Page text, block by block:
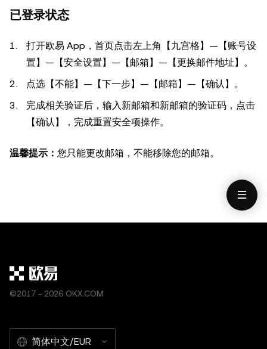
已登录状态
打开欧易 App，首页点击左上角【九宫格】—【账号设
置】—【安全设置】—【邮箱】—【更换邮件地址】。
点选【不能】—【下一步】—【邮箱】—【确认】。
完成相关验证后，输入新邮箱和新邮箱的验证码，点击
【确认】，完成重置安全项操作。
温馨提示： 您只能更改邮箱，不能移除您的邮箱。
©2017 - 2026 OKX.COM
简体中文/EUR